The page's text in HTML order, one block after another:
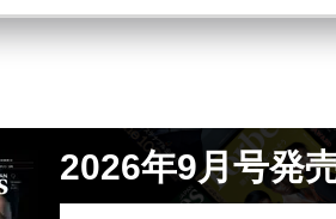
2026年9月号発